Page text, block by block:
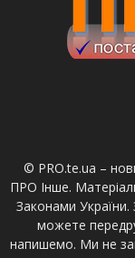
© PRO.te.ua –
ПРО Інше.
Законами України.
можете
напишемо. Ми не